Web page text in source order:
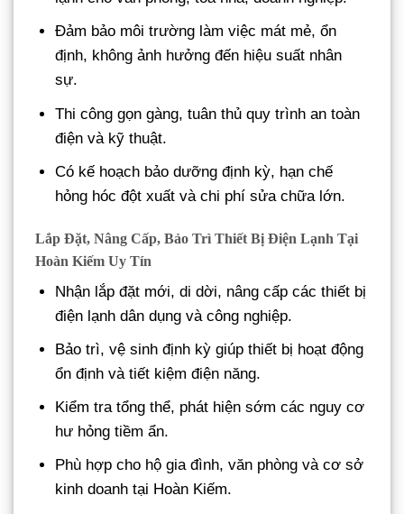
Đảm bảo môi trường làm việc mát mẻ, ổn
định, không ảnh hưởng đến hiệu suất nhân
sự.
Thi công gọn gàng, tuân thủ quy trình an toàn
điện và kỹ thuật.
Có kế hoạch bảo dưỡng định kỳ, hạn chế
hỏng hóc đột xuất và chi phí sửa chữa lớn.
Lắp Đặt, Nâng Cấp, Bảo Trì Thiết Bị Điện Lạnh Tại
Hoàn Kiếm Uy Tín
Nhận lắp đặt mới, di dời, nâng cấp các thiết bị
điện lạnh dân dụng và công nghiệp.
Bảo trì, vệ sinh định kỳ giúp thiết bị hoạt động
ổn định và tiết kiệm điện năng.
Kiểm tra tổng thể, phát hiện sớm các nguy cơ
hư hỏng tiềm ẩn.
Phù hợp cho hộ gia đình, văn phòng và cơ sở
kinh doanh tại Hoàn Kiếm.